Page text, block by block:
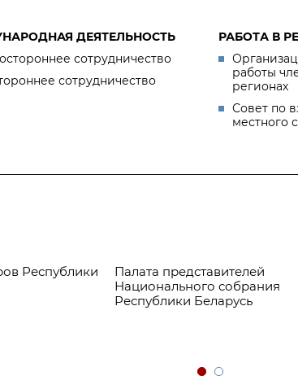
ДЕЯТЕЛЬНОСТЬ
сотрудничество
сотрудничество
РАБОТА В
работы
регионах
Совет по
местного
Республики
Палата представителей
Национального собрания
Республики Беларусь